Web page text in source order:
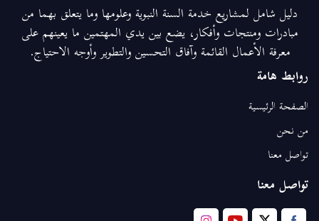
دليل شامل لمشاريع خدمة السنة النبوية وعلومها وما يتعلق بهما من
مبادرات ومنتجات وأفكار، يضع بين يدي المهتمين ما يعينهم على
معرفة الأعمال القائمة وآفاق التحسين والتطوير وأوجه الاحتياج.
روابط هامة
الصفحة الرئيسية
من نحن
تواصل معنا
تواصل معنا